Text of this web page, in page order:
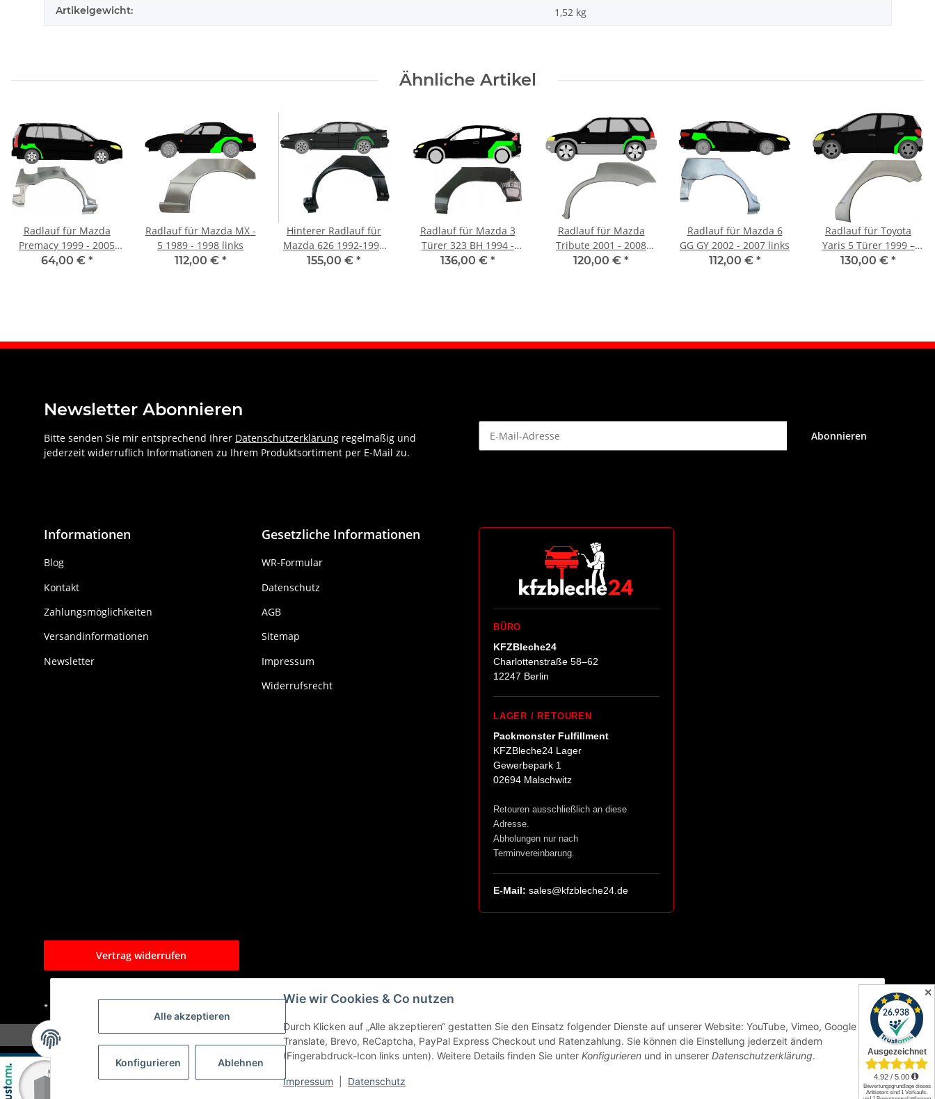
Alle akzeptieren
Konfigurieren Ablehnen
Wie wir Cookies & Co nutzen
Durch Klicken auf „Alle akzeptieren“ gestatten Sie den Einsatz folgender Dienste auf unserer Website: YouTube, Vimeo, Google
Translate, Brevo, ReCaptcha, PayPal Express Checkout und Ratenzahlung. Sie können die Einstellung jederzeit ändern
(Fingerabdruck-Icon links unten). Weitere Details finden Sie unter Konfigurieren und in unserer Datenschutzerklärung.
Impressum Datenschutz
Artikelgewicht: 1,52 kg
Ähnliche Artikel
Radlauf für Mazda
Premacy 1999 - 2005
rechts
64,00 € *
Radlauf für Mazda MX -
5 1989 - 1998 links
112,00 € *
Hinterer Radlauf für
Mazda 626 1992-1996
links
155,00 € *
Radlauf für Mazda 3
Türer 323 BH 1994 -
1998 links
136,00 € *
Radlauf für Mazda
Tribute 2001 - 2008
links
120,00 € *
Radlauf für Mazda 6
GG GY 2002 - 2007 links
112,00 € *
Radlauf für Toyota
Yaris 5 Türer 1999 –
2005 links
130,00 € *
Newsletter Abonnieren
Bitte senden Sie mir entsprechend Ihrer Datenschutzerklärung regelmäßig und
jederzeit widerruflich Informationen zu Ihrem Produktsortiment per E-Mail zu.
Abonnieren
Informationen
Blog
Kontakt
Zahlungsmöglichkeiten
Versandinformationen
Newsletter
Gesetzliche Informationen
WR-Formular
Datenschutz
AGB
Sitemap
Impressum
Widerrufsrecht
BÜRO
KFZBleche24
Charlottenstraße 58–62
12247 Berlin
LAGER / RETOUREN
Packmonster Fulfillment
KFZBleche24 Lager
Gewerbepark 1
02694 Malschwitz
Retouren ausschließlich an diese
Adresse.
Abholungen nur nach
Terminvereinbarung.
E-Mail: sales@kfzbleche24.de
Vertrag widerrufen
* Alle Preise inkl. gesetzlicher USt., zzgl.
✕